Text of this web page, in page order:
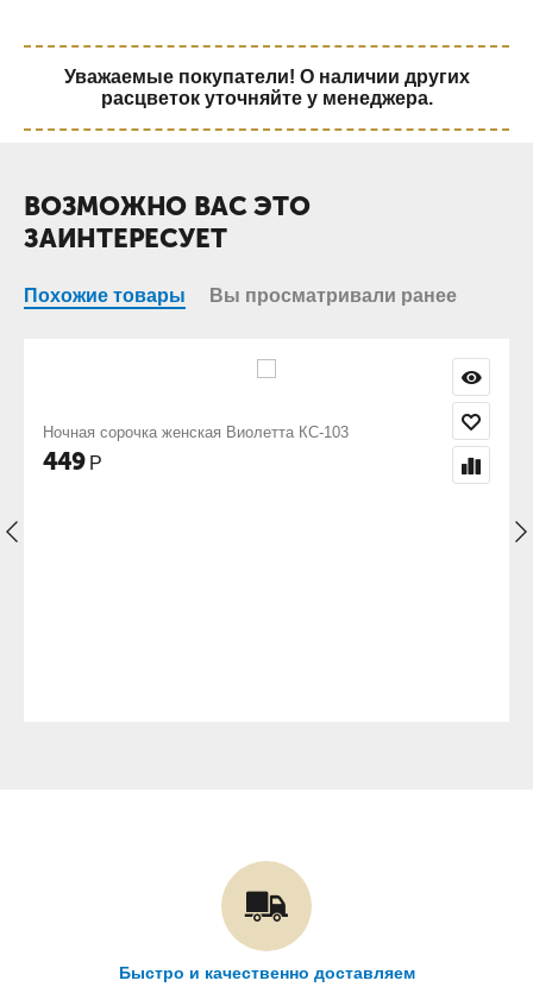
Уважаемые покупатели! О наличии других
расцветок уточняйте у менеджера.
ВОЗМОЖНО ВАС ЭТО
ЗАИНТЕРЕСУЕТ
Похожие товары Вы просматривали ранее
Виолетта КС-103 Ночная сорочка женская
Быстро и качественно доставляем